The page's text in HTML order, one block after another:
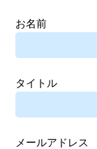
お名前
タイトル
メールアドレス